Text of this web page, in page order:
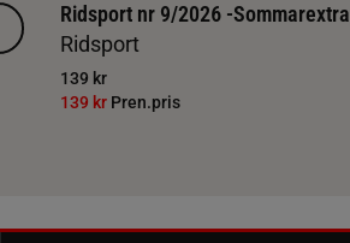
Ridsport nr 9/2026 -Sommarextra
Ridsport
139 kr
139 kr Pren.pris